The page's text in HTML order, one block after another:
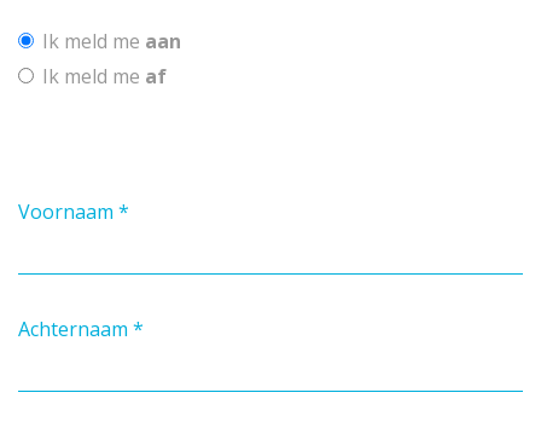
Ik meld me aan
Ik meld me af
Voornaam *
Achternaam *